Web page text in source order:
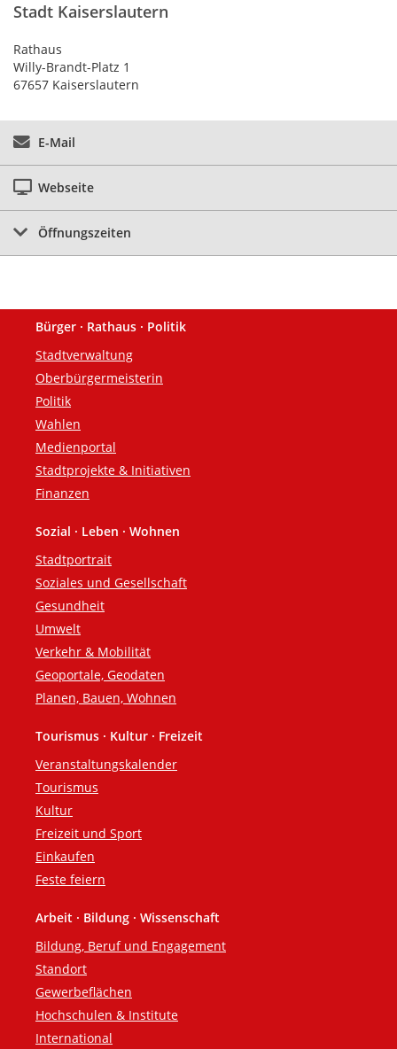
Stadt Kaiserslautern
Rathaus
Willy-Brandt-Platz 1
67657 Kaiserslautern
E-Mail
Webseite
Öffnungszeiten
Fußzeile
Bürger · Rathaus · Politik
Stadtverwaltung
Oberbürgermeisterin
Politik
Wahlen
Medienportal
Stadtprojekte & Initiativen
Finanzen
Sozial · Leben · Wohnen
Stadtportrait
Soziales und Gesellschaft
Gesundheit
Umwelt
Verkehr & Mobilität
Geoportale, Geodaten
Planen, Bauen, Wohnen
Tourismus · Kultur · Freizeit
Veranstaltungskalender
Tourismus
Kultur
Freizeit und Sport
Einkaufen
Feste feiern
Arbeit · Bildung · Wissenschaft
Bildung, Beruf und Engagement
Standort
Gewerbeflächen
Hochschulen & Institute
International